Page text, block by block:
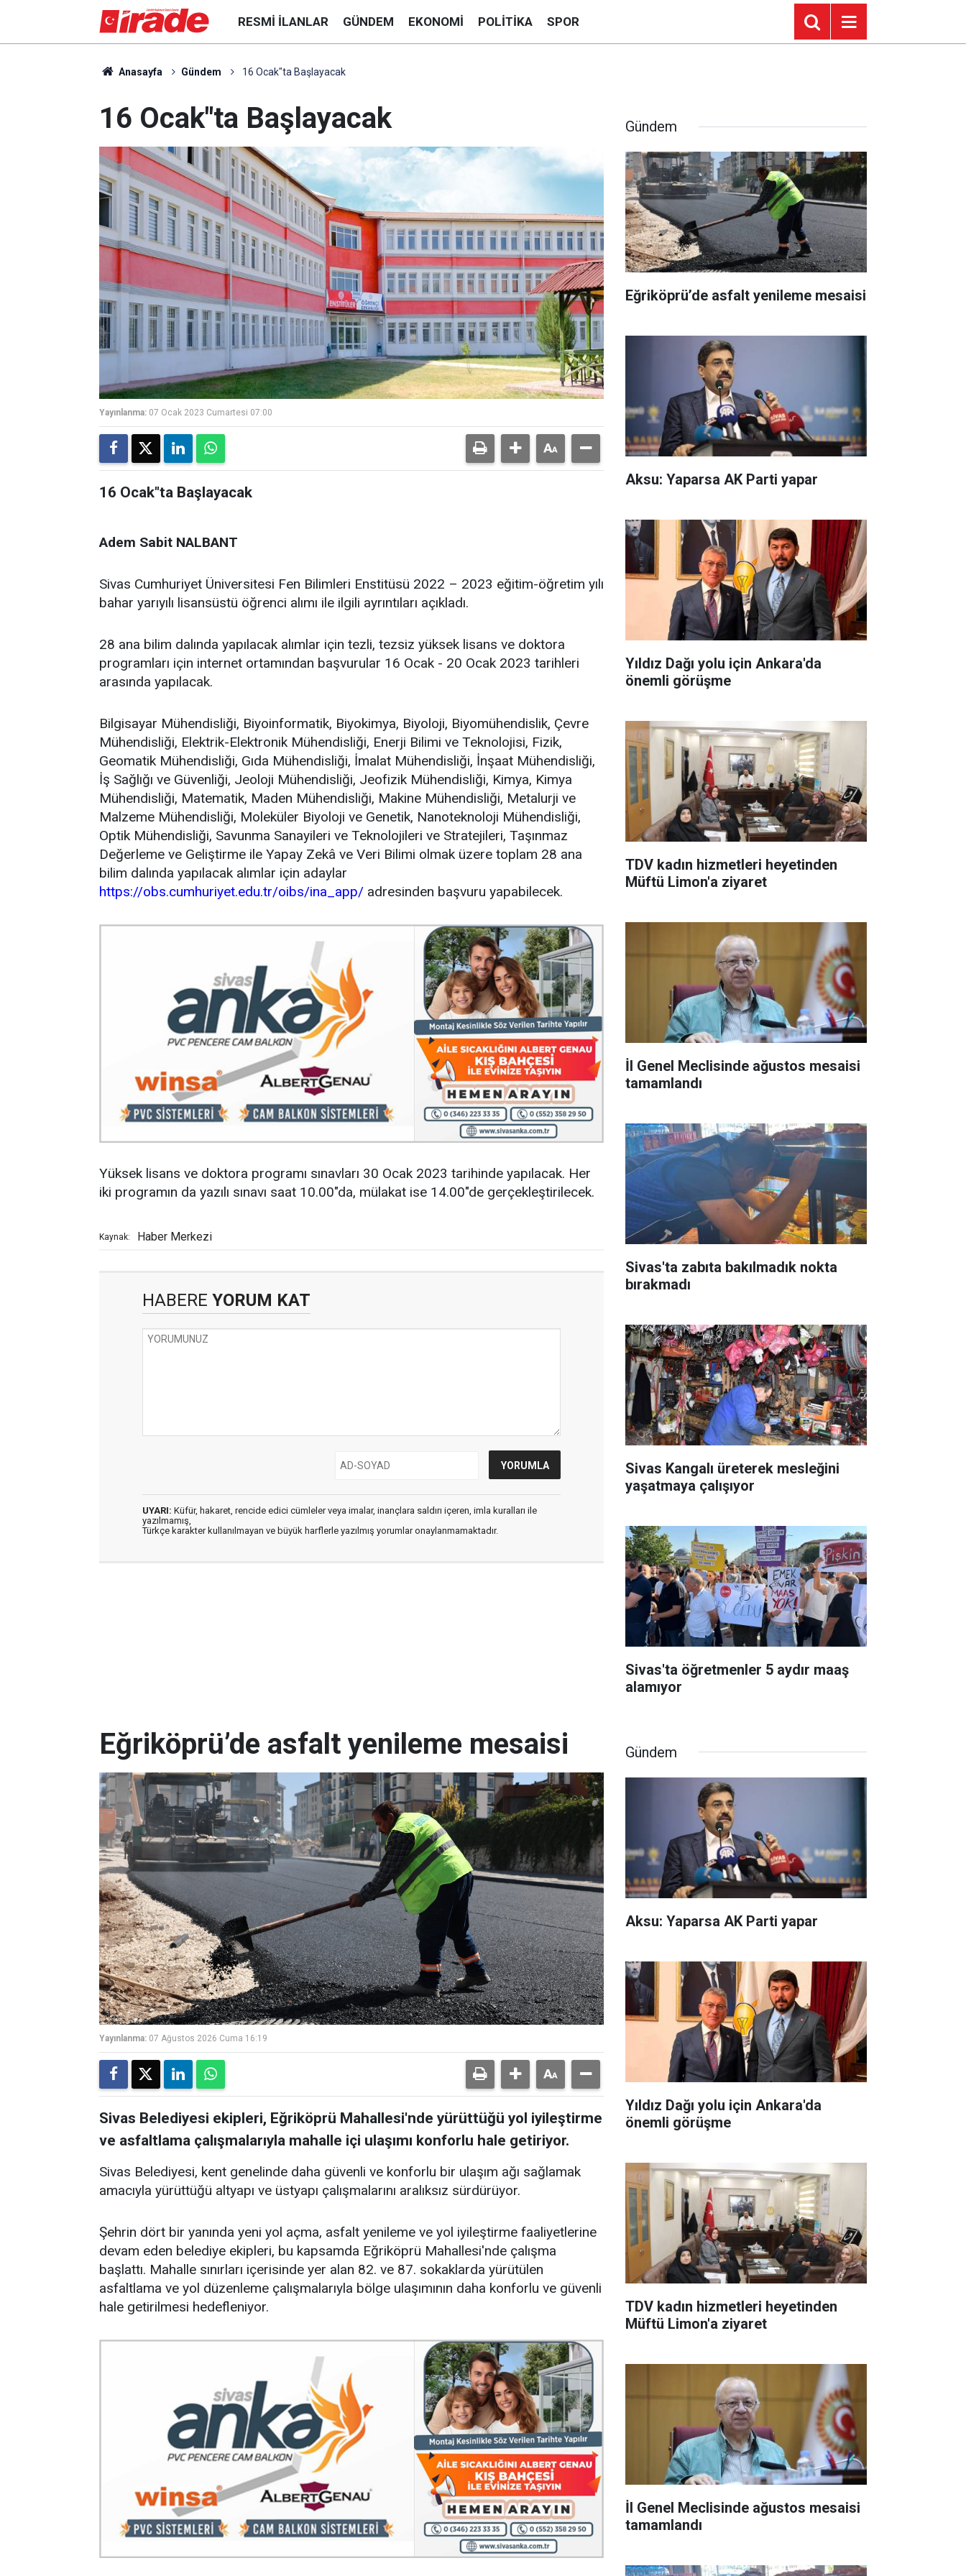
RESMI İLANLAR GÜNDEM EKONOMI POLITIKA SPOR
Anasayfa Gündem 16 Ocak"ta Başlayacak
16 Ocak"ta Başlayacak
Yayınlanma: 07 Ocak 2023 Cumartesi 07:00
16 Ocak"ta Başlayacak
Adem Sabit NALBANT
Sivas Cumhuriyet Üniversitesi Fen Bilimleri Enstitüsü 2022 – 2023 eğitim-öğretim yılı
bahar yarıyılı lisansüstü öğrenci alımı ile ilgili ayrıntıları açıkladı.
28 ana bilim dalında yapılacak alımlar için tezli, tezsiz yüksek lisans ve doktora
programları için internet ortamından başvurular 16 Ocak - 20 Ocak 2023 tarihleri
arasında yapılacak.
Bilgisayar Mühendisliği, Biyoinformatik, Biyokimya, Biyoloji, Biyomühendislik, Çevre
Mühendisliği, Elektrik-Elektronik Mühendisliği, Enerji Bilimi ve Teknolojisi, Fizik,
Geomatik Mühendisliği, Gıda Mühendisliği, İmalat Mühendisliği, İnşaat Mühendisliği,
İş Sağlığı ve Güvenliği, Jeoloji Mühendisliği, Jeofizik Mühendisliği, Kimya, Kimya
Mühendisliği, Matematik, Maden Mühendisliği, Makine Mühendisliği, Metalurji ve
Malzeme Mühendisliği, Moleküler Biyoloji ve Genetik, Nanoteknoloji Mühendisliği,
Optik Mühendisliği, Savunma Sanayileri ve Teknolojileri ve Stratejileri, Taşınmaz
Değerleme ve Geliştirme ile Yapay Zekâ ve Veri Bilimi olmak üzere toplam 28 ana
bilim dalında yapılacak alımlar için adaylar
https://obs.cumhuriyet.edu.tr/oibs/ina_app/ adresinden başvuru yapabilecek.
Yüksek lisans ve doktora programı sınavları 30 Ocak 2023 tarihinde yapılacak. Her
iki programın da yazılı sınavı saat 10.00"da, mülakat ise 14.00"de gerçekleştirilecek.
Kaynak: Haber Merkezi
HABERE YORUM KAT
UYARI: Küfür, hakaret, rencide edici cümleler veya imalar, inançlara saldırı içeren, imla kuralları ile
yazılmamış,
Türkçe karakter kullanılmayan ve büyük harflerle yazılmış yorumlar onaylanmamaktadır.
Gündem
Eğriköprü’de asfalt yenileme mesaisi
Aksu: Yaparsa AK Parti yapar
Yıldız Dağı yolu için Ankara'da
önemli görüşme
TDV kadın hizmetleri heyetinden
Müftü Limon'a ziyaret
İl Genel Meclisinde ağustos mesaisi
tamamlandı
Sivas'ta zabıta bakılmadık nokta
bırakmadı
Sivas Kangalı üreterek mesleğini
yaşatmaya çalışıyor
Sivas'ta öğretmenler 5 aydır maaş
alamıyor
Eğriköprü’de asfalt yenileme mesaisi
Yayınlanma: 07 Ağustos 2026 Cuma 16:19
Sivas Belediyesi ekipleri, Eğriköprü Mahallesi'nde yürüttüğü yol iyileştirme
ve asfaltlama çalışmalarıyla mahalle içi ulaşımı konforlu hale getiriyor.
Sivas Belediyesi, kent genelinde daha güvenli ve konforlu bir ulaşım ağı sağlamak
amacıyla yürüttüğü altyapı ve üstyapı çalışmalarını aralıksız sürdürüyor.
Şehrin dört bir yanında yeni yol açma, asfalt yenileme ve yol iyileştirme faaliyetlerine
devam eden belediye ekipleri, bu kapsamda Eğriköprü Mahallesi'nde çalışma
başlattı. Mahalle sınırları içerisinde yer alan 82. ve 87. sokaklarda yürütülen
asfaltlama ve yol düzenleme çalışmalarıyla bölge ulaşımının daha konforlu ve güvenli
hale getirilmesi hedefleniyor.
Gündem
Aksu: Yaparsa AK Parti yapar
Yıldız Dağı yolu için Ankara'da
önemli görüşme
TDV kadın hizmetleri heyetinden
Müftü Limon'a ziyaret
İl Genel Meclisinde ağustos mesaisi
tamamlandı